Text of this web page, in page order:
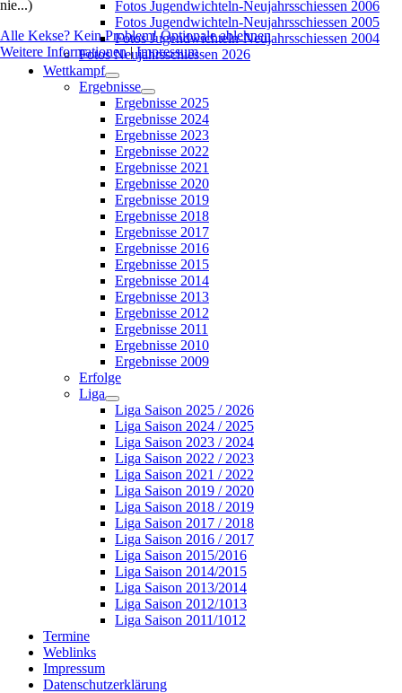
Fotos Jugendwichteln-Neujahrsschiessen 2006
Fotos Jugendwichteln-Neujahrsschiessen 2005
Fotos Jugendwichteln-Neujahrsschiessen 2004
Fotos Neujahrsschiessen 2026
Wettkampf
Ergebnisse
Ergebnisse 2025
Ergebnisse 2024
Ergebnisse 2023
Ergebnisse 2022
Ergebnisse 2021
Ergebnisse 2020
Ergebnisse 2019
Ergebnisse 2018
Ergebnisse 2017
Ergebnisse 2016
Ergebnisse 2015
Ergebnisse 2014
Ergebnisse 2013
Ergebnisse 2012
Ergebnisse 2011
Ergebnisse 2010
Ergebnisse 2009
Erfolge
Liga
Liga Saison 2025 / 2026
Liga Saison 2024 / 2025
Liga Saison 2023 / 2024
Liga Saison 2022 / 2023
Liga Saison 2021 / 2022
Liga Saison 2019 / 2020
Liga Saison 2018 / 2019
Liga Saison 2017 / 2018
Liga Saison 2016 / 2017
Liga Saison 2015/2016
Liga Saison 2014/2015
Liga Saison 2013/2014
Liga Saison 2012/1013
Liga Saison 2011/1012
Termine
Weblinks
Impressum
Datenschutzerklärung
nie...)
Alle Kekse? Kein Problem! Optionale ablehnen
Weitere Informationen|Impressum